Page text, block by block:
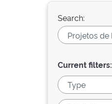
Search:
Current filters: